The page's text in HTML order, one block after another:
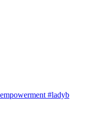
#ladyb